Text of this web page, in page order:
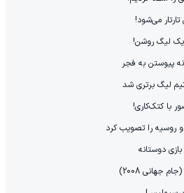
می‌شود!
لیگ روشن!
پیوستن به فجر
لیگ برتری شد
با کتک‌کاری!
و روسیه را تصویب کرد
دوستانه